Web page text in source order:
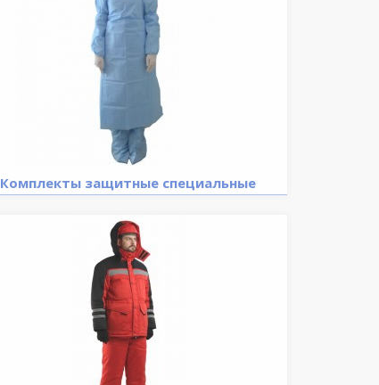
Комплекты защитные специальные